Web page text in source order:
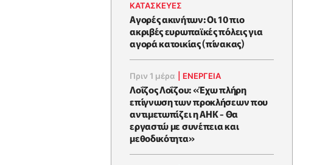
ΚΑΤΑΣΚΕΥΕΣ
Αγορές ακινήτων: Οι 10 πιο
ακριβές ευρωπαϊκές πόλεις για
αγορά κατοικίας (πίνακας)
Πριν 1 μέρα ΕΝΈΡΓΕΙΑ
Λοΐζος Λοΐζου: «Έχω πλήρη
επίγνωση των προκλήσεων που
αντιμετωπίζει η ΑΗΚ - Θα
εργαστώ με συνέπεια και
μεθοδικότητα»